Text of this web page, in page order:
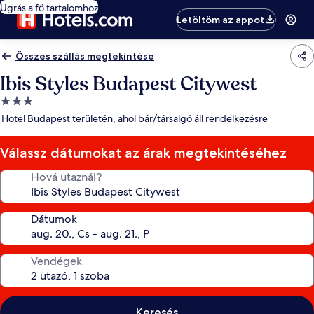
Ugrás a fő tartalomhoz
Letöltöm az appot
Összes szállás megtekintése
Ibis Styles Budapest Citywest
3.0
csillagos
Hotel Budapest területén, ahol bár/társalgó áll rendelkezésre
Válassz dátumokat az árak megtekintéséhez
Hová utaznál?
Dátumok
Vendégek